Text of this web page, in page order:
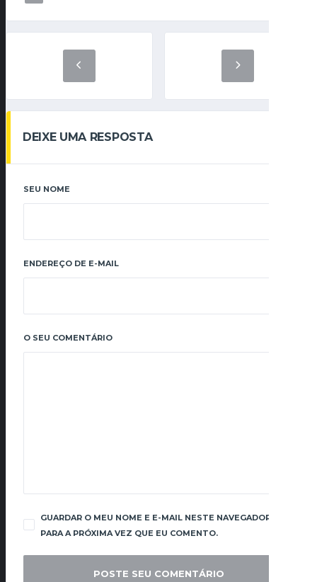
DEIXE UMA RESPOSTA
SEU NOME
ENDEREÇO DE E-MAIL
O SEU COMENTÁRIO
GUARDAR O MEU NOME E E-MAIL NESTE NAVEGADOR
PARA A PRÓXIMA VEZ QUE EU COMENTO.